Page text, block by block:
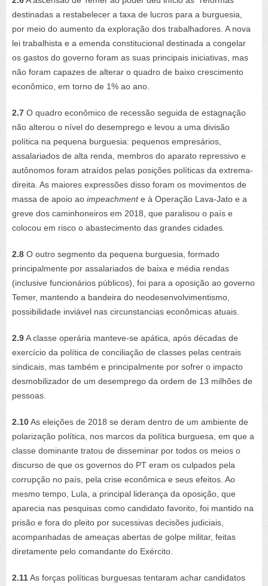
destinadas a restabelecer a taxa de lucros para a burguesia,
por meio do aumento da exploração dos trabalhadores. A nova
lei trabalhista e a emenda constitucional destinada a congelar
os gastos do governo foram as suas principais iniciativas, mas
não foram capazes de alterar o quadro de baixo crescimento
econômico, em torno de 1% ao ano.
2.7 O quadro econômico de recessão seguida de estagnação
não alterou o nível do desemprego e levou a uma divisão
política na pequena burguesia: pequenos empresários,
assalariados de alta renda, membros do aparato repressivo e
autônomos foram atraídos pelas posições políticas da extrema-
direita. As maiores expressões disso foram os movimentos de
massa de apoio ao impeachmente à Operação Lava-Jato e a
greve dos caminhoneiros em 2018, que paralisou o país e
colocou em risco o abastecimento das grandes cidades.
2.8 O outro segmento da pequena burguesia, formado
principalmente por assalariados de baixa e média rendas
(inclusive funcionários públicos), foi para a oposição ao governo
Temer, mantendo a bandeira do neodesenvolvimentismo,
possibilidade inviável nas circunstancias econômicas atuais.
2.9A classe operária manteve-se apática, após décadas de
exercício da política de conciliação de classes pelas centrais
sindicais, mas também e principalmente por sofrer o impacto
desmobilizador de um desemprego da ordem de 13 milhões de
pessoas.
2.10As eleições de 2018 se deram dentro de um ambiente de
polarização política, nos marcos da política burguesa, em que a
classe dominante tratou de disseminar por todos os meios o
discurso de que os governos do PT eram os culpados pela
corrupção no país, pela crise econômica e seus efeitos. Ao
mesmo tempo, Lula, a principal liderança da oposição, que
aparecia nas pesquisas como candidato favorito, foi mantido na
prisão e fora do pleito por sucessivas decisões judiciais,
acompanhadas de ameaças abertas de golpe militar, feitas
diretamente pelo comandante do Exército.
2.11As forças políticas burguesas tentaram achar candidatos